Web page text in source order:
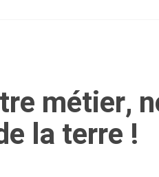
métier,
la terre !